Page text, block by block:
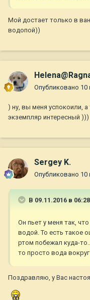
Мой достает только в
водопой))
Опубликовано 10
) ну, вы меня успокоили,
экземпляр интересный )))
Sergey K.
Опубликовано 10
В 09.11.2016 в
Он пьет у меня так,
водой. То есть такое
ртом побежал куда-
то просто вода
Поздравляю, у Вас